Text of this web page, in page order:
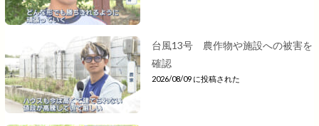
台風13号 農作物や施設への被害を
確認
2026/08/09 に投稿された